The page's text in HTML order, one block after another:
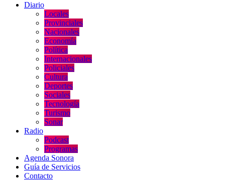
Diario
Locales
Provinciales
Nacionales
Economía
Política
Internacionales
Policiales
Cultura
Deportes
Sociales
Tecnología
Turismo
Sonar
Radio
Podcast
Programas
Agenda Sonora
Guía de Servicios
Contacto